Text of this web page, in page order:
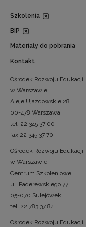
Szkolenia
BIP
Materiały do pobrania
Kontakt
Ośrodek Rozwoju Edukacji
w Warszawie
Aleje Ujazdowskie 28
00-478 Warszawa
tel. 22 345 37 00
fax 22 345 37 70
Ośrodek Rozwoju Edukacji
w Warszawie
Centrum Szkoleniowe
ul. Paderewskiego 77
05-070 Sulejówek
tel. 22 783 37 84
Ośrodek Rozwoju Edukacji